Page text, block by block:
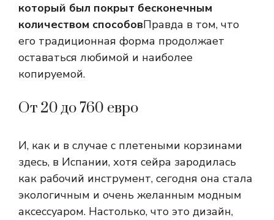
который был покрыт бесконечным
количеством способовПравда в том, что
его традиционная форма продолжает
оставаться любимой и наиболее
копируемой.
От 20 до 760 евро
И, как и в случае с плетеными корзинами
здесь, в Испании, хотя сейра зародилась
как рабочий инструмент, сегодня она стала
экологичным и очень желанным модным
аксессуаром. Настолько, что это дизайн,